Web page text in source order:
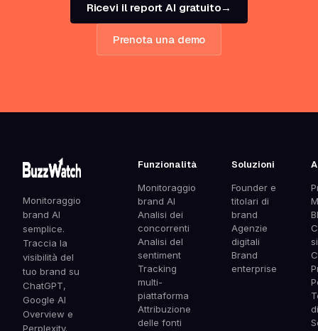
Ricevi il report AI gratuito→
Prenota una demo
Monitoraggio
brand AI
semplice.
Traccia la
visibilità del
tuo brand su
ChatGPT,
Google AI
Overview e
Perplexity.
Funzionalità
Monitoraggio
brand AI
Analisi dei
concorrenti
Analisi del
sentiment
Tracking
multi-
piattaforma
Attribuzione
delle fonti
Soluzioni
Founder e
titolari di
brand
Agenzie
digitali
Brand
enterprise
di